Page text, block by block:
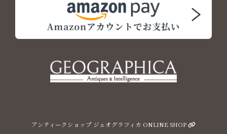
アンティークショップ ジェオグラフィカ ONLINE SHOP